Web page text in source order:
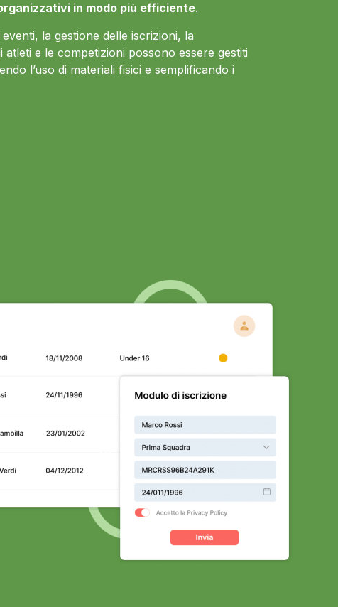
in modo più efficiente.
la gestione delle iscrizioni, la
e le competizioni possono essere gestiti
l’uso di materiali fisici e semplificando i